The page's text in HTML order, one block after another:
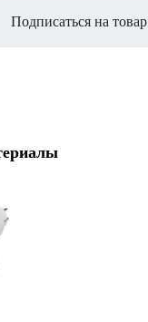
Подписаться на товар